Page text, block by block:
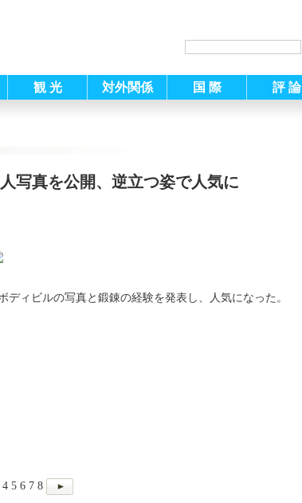
観 光 対外関係 国 際 評 論
写真を公開、逆立つ姿で人気に
ィビルの写真と鍛錬の経験を発表し、人気になった。
4 5 6 7 8